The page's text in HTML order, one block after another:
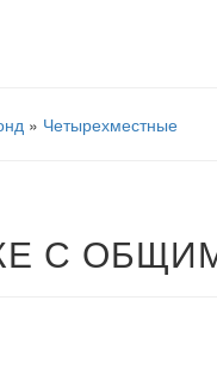
» Четырехместные
С